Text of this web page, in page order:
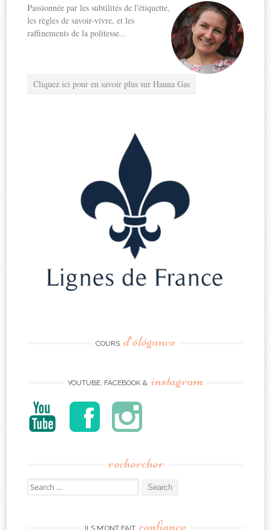
Passionnée par les subtilités de l'étiquette,
les règles de savoir-vivre, et les
raffinements de la politesse...
Cliquez ici pour en savoir plus sur Hanna Gas
COURS d’élégance
YOUTUBE, FACEBOOK & instagram
rechercher
Search
for:
ILS M’ONT FAIT confiance